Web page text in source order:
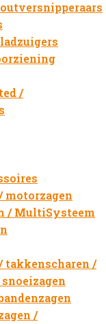
/
motorzagen
/ MultiSysteem
takkenscharen /
/